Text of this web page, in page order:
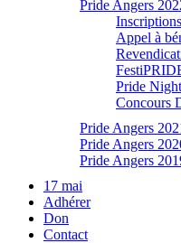
Pride Angers
Appel à
Pride
Concours
Pride Angers
Pride Angers
Pride Angers
17 mai
Adhérer
Don
Contact